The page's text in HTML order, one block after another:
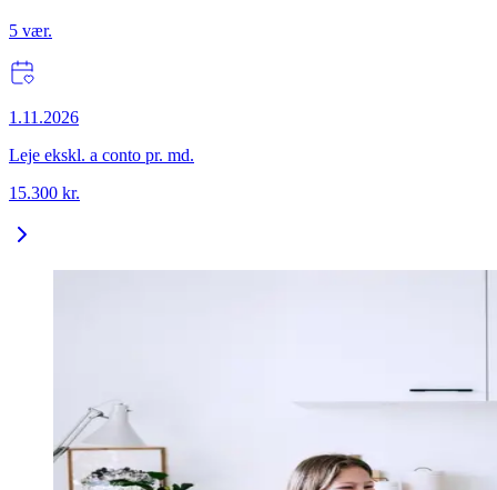
5 vær.
1.11.2026
Leje ekskl. a conto pr. md.
15.300 kr.